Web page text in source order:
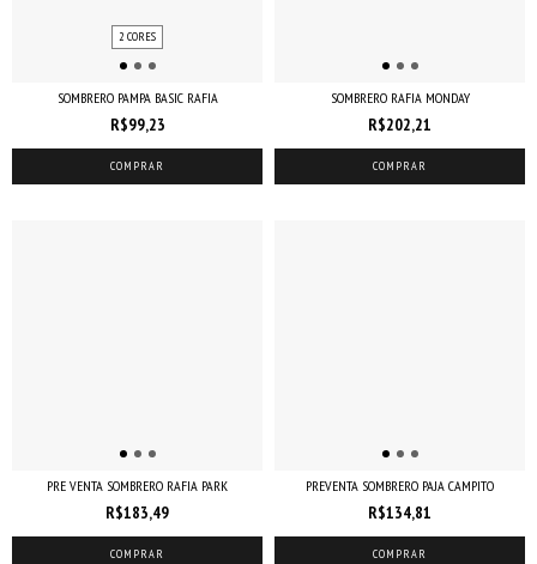
2 CORES
SOMBRERO PAMPA BASIC RAFIA
R$99,23
COMPRAR
SOMBRERO RAFIA MONDAY
R$202,21
COMPRAR
PRE VENTA SOMBRERO RAFIA PARK
R$183,49
COMPRAR
PREVENTA SOMBRERO PAJA CAMPITO
R$134,81
COMPRAR